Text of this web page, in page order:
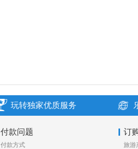
玩转独家优质服务
付款问题
付款方式
订
旅游